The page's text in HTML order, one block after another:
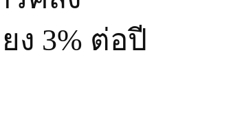
ง 3% ต่อปี